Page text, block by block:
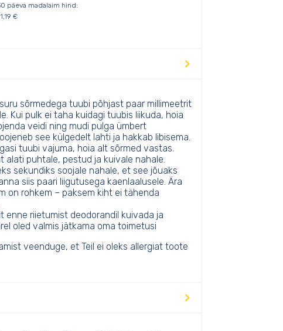
päeva madalaim hind:
€
sõrmedega tuubi põhjast paar millimeetrit
Kui pulk ei taha kuidagi tuubis liikuda, hoia
veidi ning mudi pulga ümbert
see külgedelt lahti ja hakkab libisema.
tuubi vajuma, hoia alt sõrmed vastas.
alati puhtale, pestud ja kuivale nahale.
sekundiks soojale nahale, et see jõuaks
siis paari liigutusega kaenlaalusele. Ära
on rohkem – paksem kiht ei tähenda
enne riietumist deodorandil kuivada ja
oled valmis jätkama oma toimetusi
veenduge, et Teil ei oleks allergiat toote